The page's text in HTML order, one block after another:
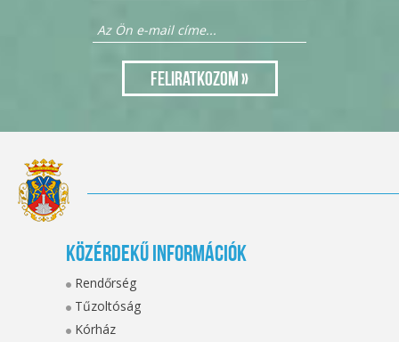
Közérdekű információk
Rendőrség
Tűzoltóság
Kórház